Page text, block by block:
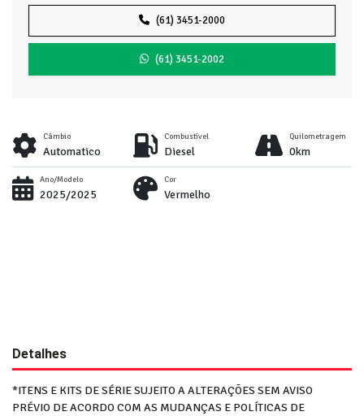
(61) 3451-2000
(61) 3451-2002
Câmbio
Automatico
Combustível
Diesel
Quilometragem
0km
Ano/Modelo
2025/2025
Cor
Vermelho
Detalhes
*ITENS E KITS DE SÉRIE SUJEITO A ALTERAÇÕES SEM AVISO
PRÉVIO DE ACORDO COM AS MUDANÇAS E POLÍTICAS DE